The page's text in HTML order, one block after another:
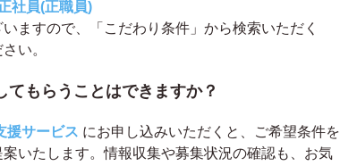
社員(正職員)
ますので、「こだわり条件」から検索いただく
い。
もらうことはできますか？
援サービス にお申し込みいただくと、ご希望条件を
いたします。情報収集や募集状況の確認も、お気